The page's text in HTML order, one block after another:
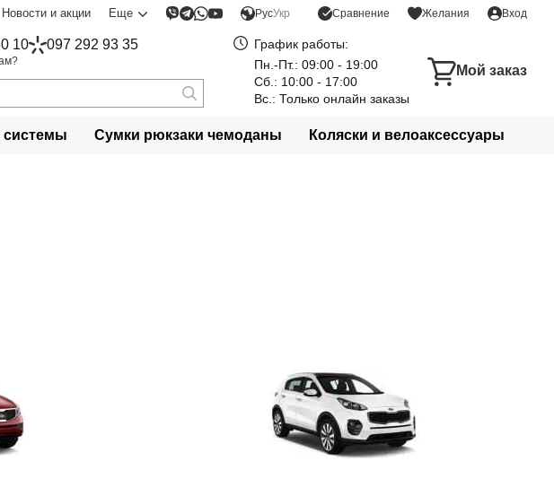
Новости и акции Еще РусУкр Сравнение Желания Вход
10 097 292 93 35
График работы:
Пн.-Пт.: 09:00 - 19:00
Сб.: 10:00 - 17:00
Вс.: Только онлайн заказы
Мой заказ
Сумки рюкзаки чемоданы Коляски и велоаксессуары